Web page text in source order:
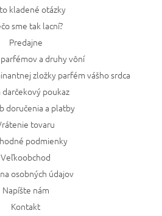
kladené otázky
sme tak lacní?
Predajne
a druhy vôní
zložky parfém vášho srdca
darčekový poukaz
doručenia a platby
tovaru
podmienky
Veľkoobchod
osobných údajov
Napíšte nám
Kontakt